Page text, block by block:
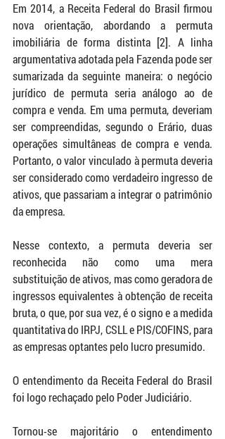
Em 2014, a Receita Federal do Brasil firmou
nova orientação, abordando a permuta
imobiliária de forma distinta [2]. A linha
argumentativa adotada pela Fazenda pode ser
sumarizada da seguinte maneira: o negócio
jurídico de permuta seria análogo ao de
compra e venda. Em uma permuta, deveriam
ser compreendidas, segundo o Erário, duas
operações simultâneas de compra e venda.
Portanto, o valor vinculado à permuta deveria
ser considerado como verdadeiro ingresso de
ativos, que passariam a integrar o patrimônio
da empresa.
Nesse contexto, a permuta deveria ser
reconhecida não como uma mera
substituição de ativos, mas como geradora de
ingressos equivalentes à obtenção de receita
bruta, o que, por sua vez, é o signo e a medida
quantitativa do IRPJ, CSLL e PIS/COFINS, para
as empresas optantes pelo lucro presumido.
O entendimento da Receita Federal do Brasil
foi logo rechaçado pelo Poder Judiciário.
Tornou-se majoritário o entendimento